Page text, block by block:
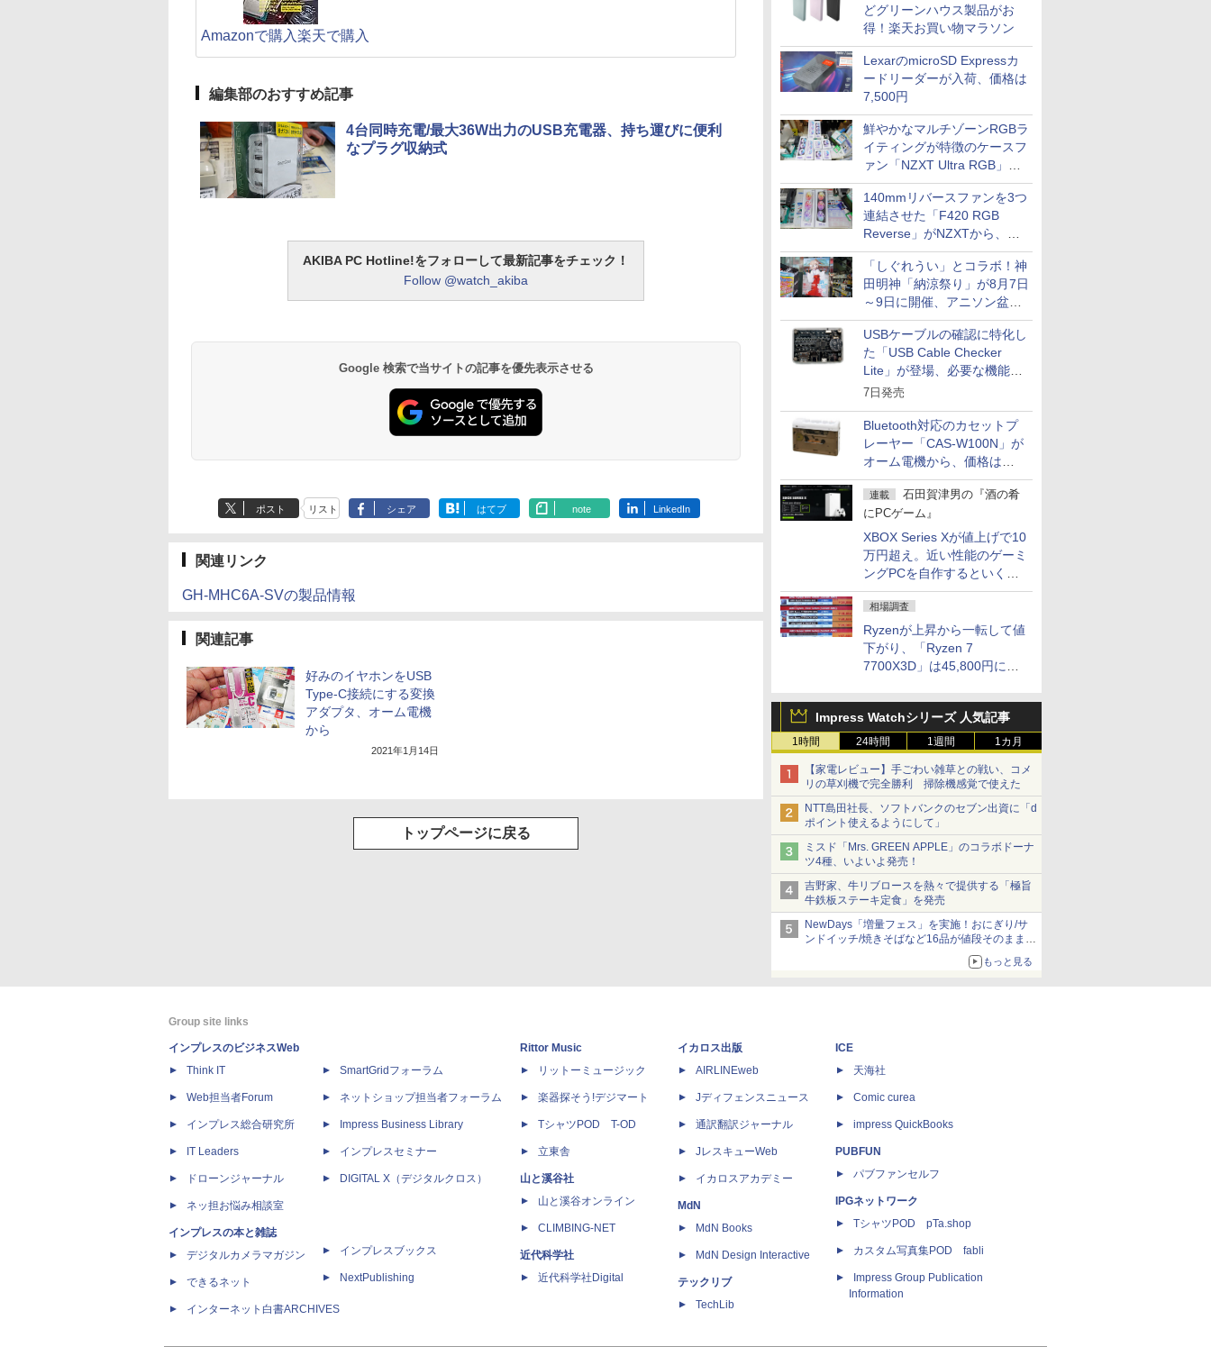
どグリーンハウス製品がお
得！楽天お買い物マラソン
LexarのmicroSD Expressカ
ードリーダーが入荷、価格は
7,500円
鮮やかなマルチゾーンRGBラ
イティングが特徴のケースフ
ァン「NZXT Ultra RGB」が
発売、計8製品
140mmリバースファンを3つ
連結させた「F420 RGB
Reverse」がNZXTから、単
一フレーム採用
「しぐれうい」とコラボ！神
田明神「納涼祭り」が8月7日
～9日に開催、アニソン盆踊
りや屋台グルメなどもあり
USBケーブルの確認に特化し
た「USB Cable Checker
Lite」が登場、必要な機能を
凝縮しコンパクトに
7日発売
Bluetooth対応のカセットプ
レーヤー「CAS-W100N」が
オーム電機から、価格は
5,940円
連載
石田賀津男の『酒の肴
にPCゲーム』
XBOX Series Xが値上げで10
万円超え。近い性能のゲーミ
ングPCを自作するといくら
になる？
相場調査
Ryzenが上昇から一転して値
下がり、「Ryzen 7
7700X3D」は45,800円に急
との価格逆転解消 [8月前半の
CPU価格]
Impress Watchシリーズ 人気記事
1時間 24時間 1週間 1カ月
【家電レビュー】手ごわい雑草との戦い、コメ
リの草刈機で完全勝利 掃除機感覚で使えた
NTT島田社長、ソフトバンクのセブン出資に「d
ポイント使えるようにして」
ミスド「Mrs. GREEN APPLE」のコラボドーナ
ツ4種、いよいよ発売！
吉野家、牛リブロースを熱々で提供する「極旨
牛鉄板ステーキ定食」を発売
NewDays「増量フェス」を実施！おにぎり/サ
ンドイッチ/焼きそばなど16品が値段そのままで
もっと見る
Amazonで購入楽天で購入
編集部のおすすめ記事
4台同時充電/最大36W出力のUSB充電器、持ち運びに便利
なプラグ収納式
AKIBA PC Hotline!をフォローして最新記事をチェック！
Follow @watch_akiba
Google 検索で当サイトの記事を優先表示させる
ポスト リスト シェア はてブ note LinkedIn
関連リンク
GH-MHC6A-SVの製品情報
関連記事
好みのイヤホンをUSB
Type-C接続にする変換
アダプタ、オーム電機
から
2021年1月14日
トップページに戻る
Group site links
インプレスのビジネスWeb
Think IT
Web担当者Forum
インプレス総合研究所
IT Leaders
ドローンジャーナル
ネッ担お悩み相談室
インプレスの本と雑誌
デジタルカメラマガジン
できるネット
インターネット白書ARCHIVES
SmartGridフォーラム
ネットショップ担当者フォーラム
Impress Business Library
インプレスセミナー
DIGITAL X（デジタルクロス）
インプレスブックス
NextPublishing
Rittor Music
リットーミュージック
楽器探そう!デジマート
TシャツPOD T-OD
立東舎
山と溪谷社
山と溪谷オンライン
CLIMBING-NET
近代科学社
近代科学社Digital
イカロス出版
AIRLINEweb
Jディフェンスニュース
通訳翻訳ジャーナル
JレスキューWeb
イカロスアカデミー
MdN
MdN Books
MdN Design Interactive
テックリブ
TechLib
ICE
天海社
Comic curea
impress QuickBooks
PUBFUN
パブファンセルフ
IPGネットワーク
TシャツPOD pTa.shop
カスタム写真集POD fabli
Impress Group Publication
Information